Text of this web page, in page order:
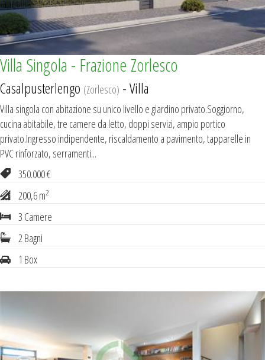
Villa Singola - Frazione Zorlesco
Casalpusterlengo (Zorlesco) - Villa
Villa singola con abitazione su unico livello e giardino privato.Soggiorno,
cucina abitabile, tre camere da letto, doppi servizi, ampio portico
privato.Ingresso indipendente, riscaldamento a pavimento, tapparelle in
PVC rinforzato, serramenti...
350.000 €
200,6 m2
3 Camere
2 Bagni
1 Box